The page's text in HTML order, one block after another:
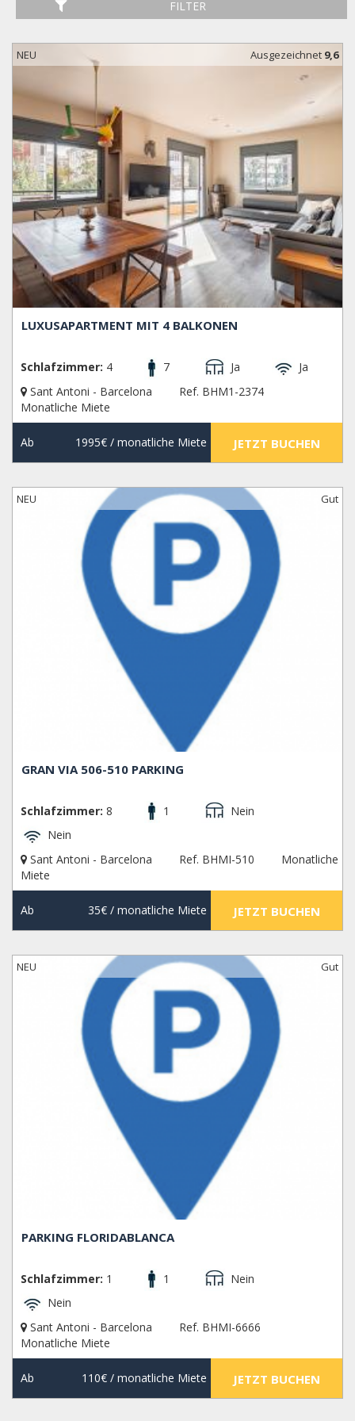
FILTER
NEU Ausgezeichnet 9,6
LUXUSAPARTMENT MIT 4 BALKONEN
Schlafzimmer: 4 7 Ja
Ja
Sant Antoni - Barcelona
Ref. BHM1-2374
Monatliche Miete
Ab 1995€/ monatliche Miete JETZT BUCHEN
NEU Gut
GRAN VIA 506-510 PARKING
Schlafzimmer: 8 1
Nein
Nein
Sant Antoni - Barcelona
Ref. BHMI-510
Monatliche
Miete
Ab 35€/ monatliche Miete JETZT BUCHEN
NEU Gut
PARKING FLORIDABLANCA
Schlafzimmer: 1 1
Nein
Nein
Sant Antoni - Barcelona
Ref. BHMI-6666
Monatliche Miete
Ab 110€/ monatliche Miete JETZT BUCHEN